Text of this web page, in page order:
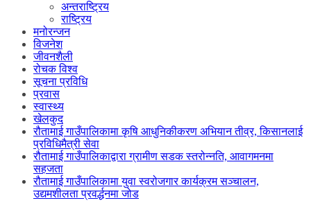
अन्तराष्ट्रिय
राष्ट्रिय
मनोरन्जन
विजनेश
जीवनशैली
रोचक विश्व
सूचना प्रविधि
प्रवास
स्वास्थ्य
खेलकुद
रौतामाई गाउँपालिकामा कृषि आधुनिकीकरण अभियान तीव्र, किसानलाई
प्रविधिमैत्री सेवा
रौतामाई गाउँपालिकाद्वारा ग्रामीण सडक स्तरोन्नति, आवागमनमा
सहजता
रौतामाई गाउँपालिकामा युवा स्वरोजगार कार्यक्रम सञ्चालन,
उद्यमशीलता प्रवर्द्धनमा जोड